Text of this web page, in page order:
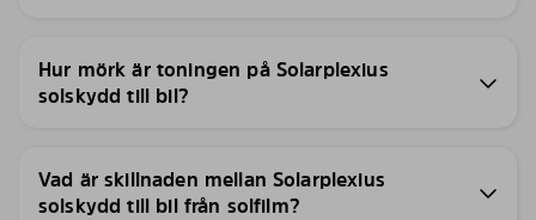
Hur mörk är toningen på Solarplexius
solskydd till bil?
Vad är skillnaden mellan Solarplexius
solskydd till bil från solfilm?